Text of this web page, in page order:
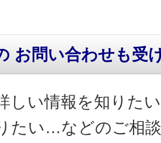
お問い合わせも受
しい情報を知りた
たい…などのご相